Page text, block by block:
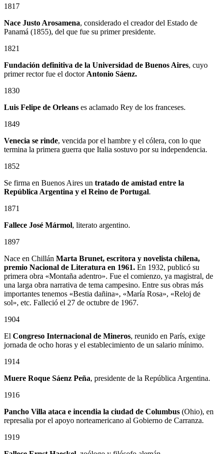
1817
Nace Justo Arosamena, considerado el creador del Estado de
Panamá (1855), del que fue su primer presidente.
1821
Fundación definitiva de la Universidad de Buenos Aires, cuyo
primer rector fue el doctor Antonio Sáenz.
1830
Luis Felipe de Orleans es aclamado Rey de los franceses.
1849
Venecia se rinde, vencida por el hambre y el cólera, con lo que
termina la primera guerra que Italia sostuvo por su independencia.
1852
Se firma en Buenos Aires un tratado de amistad entre la
República Argentina y el Reino de Portugal.
1871
Fallece José Mármol, literato argentino.
1897
Nace en Chillán Marta Brunet, escritora y novelista chilena,
premio Nacional de Literatura en 1961. En 1932, publicó su
primera obra «Montaña adentro». Fue el comienzo, ya magistral, de
una larga obra narrativa de tema campesino. Entre sus obras más
importantes tenemos «Bestia dañina», «María Rosa», «Reloj de
sol», etc. Falleció el 27 de octubre de 1967.
1904
El Congreso Internacional de Mineros, reunido en París, exige
jornada de ocho horas y el establecimiento de un salario mínimo.
1914
Muere Roque Sáenz Peña, presidente de la República Argentina.
1916
Pancho Villa ataca e incendia la ciudad de Columbus (Ohio), en
represalia por el apoyo norteamericano al Gobierno de Carranza.
1919